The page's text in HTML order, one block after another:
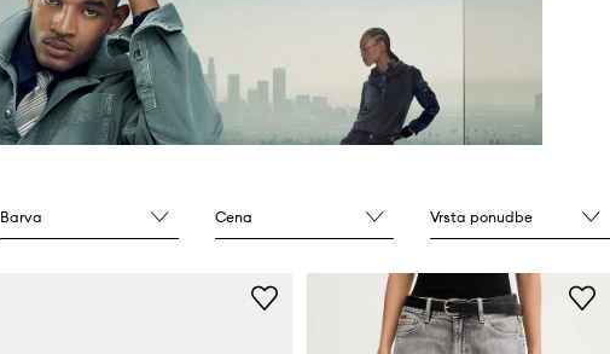
Barva Cena Vrsta ponudbe